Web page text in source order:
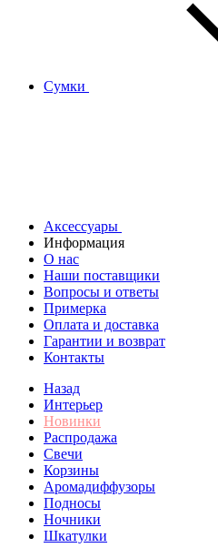
Сумки
Аксессуары
Информация
О нас
Наши поставщики
Вопросы и ответы
Примерка
Оплата и доставка
Гарантии и возврат
Контакты
Назад
Интерьер
Новинки
Распродажа
Свечи
Корзины
Аромадиффузоры
Подносы
Ночники
Шкатулки